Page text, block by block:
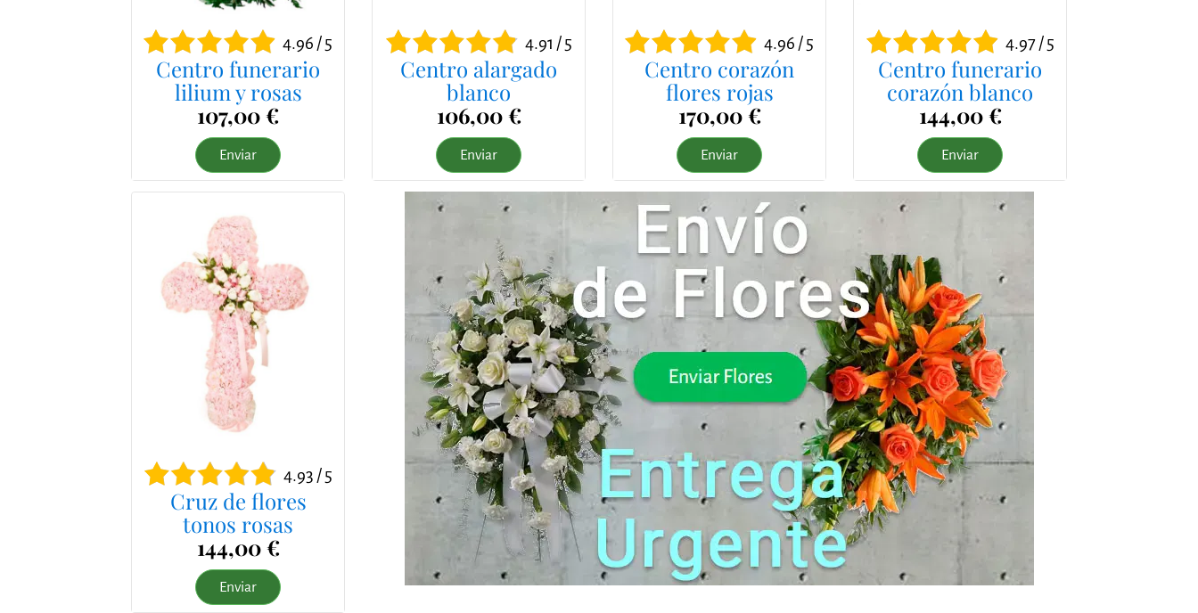
4.96 / 5
Centro funerario
lilium y rosas
107,00 €
Enviar
4.91 / 5
Centro alargado
blanco
106,00 €
Enviar
4.96 / 5
Centro corazón
flores rojas
170,00 €
Enviar
4.97 / 5
Centro funerario
corazón blanco
144,00 €
Enviar
4.93 / 5
Cruz de flores
tonos rosas
144,00 €
Enviar